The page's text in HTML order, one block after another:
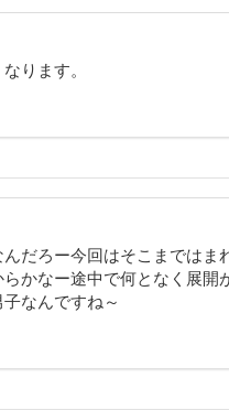
ります。
だろー今回はそこまでは
かなー途中で何となく展開
なんですね～